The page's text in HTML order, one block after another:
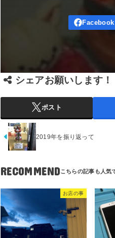
シェアお願いします！
ポスト
2019年を振り返って
RECOMMEND
お店の事